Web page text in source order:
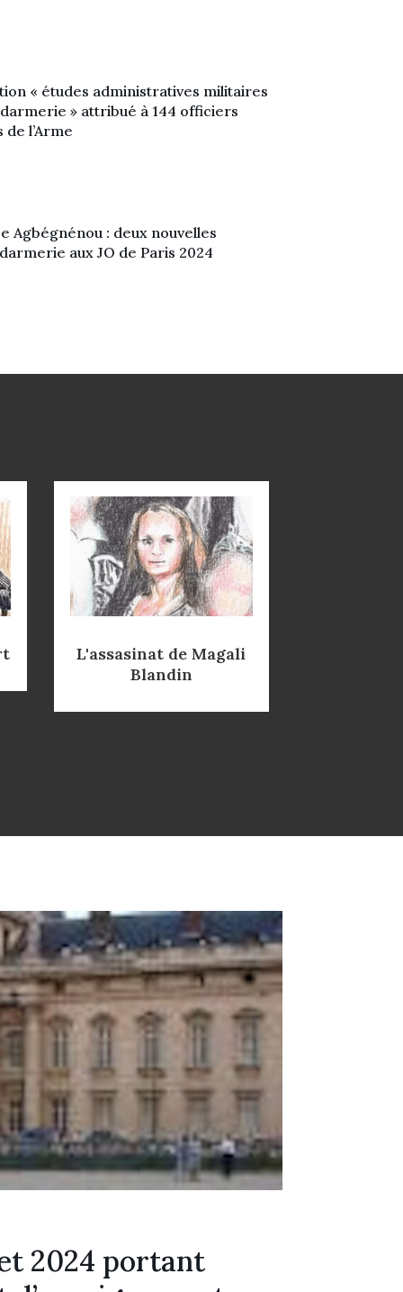
« études administratives militaires
» attribué à 144 officiers
l’Arme
Agbégnénou : deux nouvelles
aux JO de Paris 2024
L'assasinat de Magali
Blandin
2024 portant